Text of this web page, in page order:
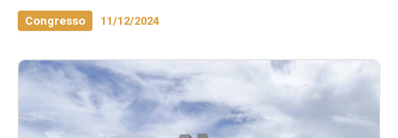
Congresso 11/12/2024